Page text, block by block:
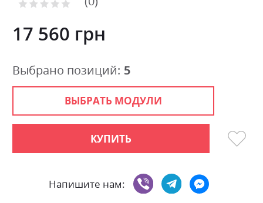
gallery
Рейтинг:
17 560 грн
ВЫБРАТЬ МОДУЛИ
КУПИТЬ
Напишите нам:
Выбрано позиций: 5